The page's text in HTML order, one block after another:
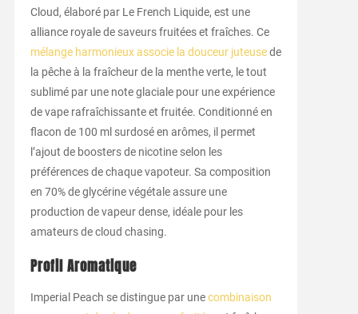
Cloud, élaboré par Le French Liquide, est une
alliance royale de saveurs fruitées et fraîches. Ce
mélange harmonieux associe la douceur juteusede
la pêche à la fraîcheur de la menthe verte, le tout
sublimé par une note glaciale pour une expérience
de vape rafraîchissante et fruitée. Conditionné en
flacon de 100 ml surdosé en arômes, il permet
l’ajout de boosters de nicotine selon les
préférences de chaque vapoteur. Sa composition
en 70% de glycérine végétale assure une
production de vapeur dense, idéale pour les
amateurs de cloud chasing.
Profil Aromatique
Imperial Peach se distingue par unecombinaison